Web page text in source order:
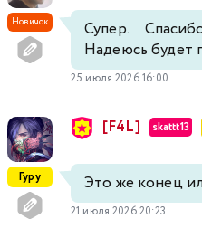
Новичок
Супер.
Надеюсь будет
25 июля 2026 16:00
Гуру
[F4L] skattt13
Это же конец
21 июля 2026 20:23